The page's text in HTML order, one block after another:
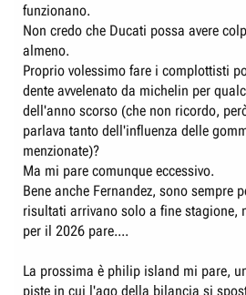
funzionano.
Non credo che Ducati possa avere
almeno.
Proprio volessimo fare i complottisti
dente avvelenato da michelin per
dell'anno scorso (che non ricordo,
parlava tanto dell'influenza delle
menzionate)?
Ma mi pare comunque eccessivo.
Bene anche Fernandez, sono sempre
risultati arrivano solo a fine stagione,
per il 2026 pare....
La prossima è philip island mi pare,
piste in cui l'ago della bilancia si